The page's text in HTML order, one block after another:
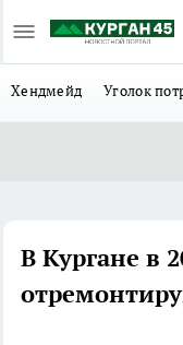
Хендмейд Уголок
В Кургане в